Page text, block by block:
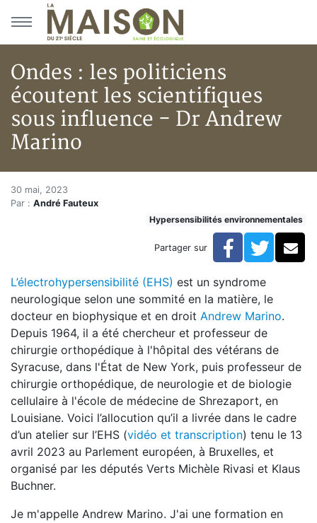
Aller au menu principal
Aller au contenu principal
Ondes : les politiciens
écoutent les scientifiques
sous influence - Dr Andrew
Marino
Accueil
Articles
Hypersensibilités environnementales
Ondes : les politiciens écoutent les scientifiques
Ondes : les politiciens
30 mai, 2023
Par : André Fauteux
Hypersensibilités environnementales
Partager sur Facebook
L’électrohypersensibilité (EHS) est un syndrome
neurologique selon une sommité en la matière, le
docteur en biophysique et en droit Andrew Marino.
Depuis 1964, il a été chercheur et professeur de
chirurgie orthopédique à l'hôpital des vétérans de
Syracuse, dans l'État de New York, puis professeur de
chirurgie orthopédique, de neurologie et de biologie
cellulaire à l'école de médecine de Shrezaport, en
Louisiane. Voici l’allocution qu’il a livrée dans le cadre
d’un atelier sur l’EHS (vidéo et transcription) tenu le 13
avril 2023 au Parlement européen, à Bruxelles, et
organisé par les députés Verts Michèle Rivasi et Klaus
Buchner.
Je m'appelle Andrew Marino. J'ai une formation en